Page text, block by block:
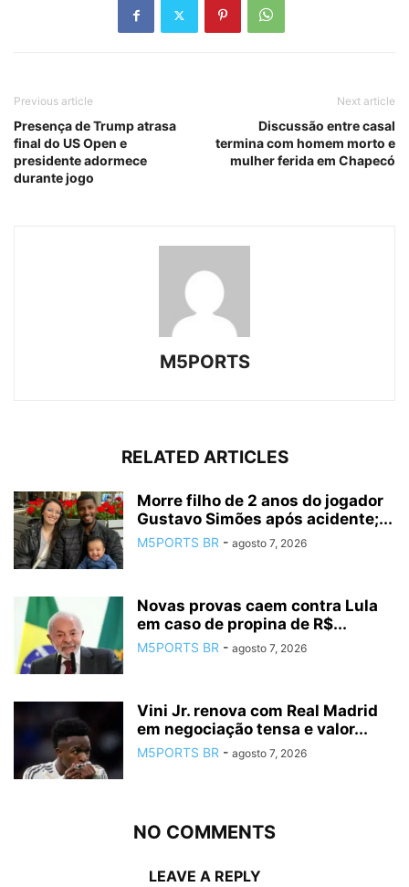
Previous article
Presença de Trump atrasa
final do US Open e
presidente adormece
durante jogo
Next article
Discussão entre casal
termina com homem morto e
mulher ferida em Chapecó
M5PORTS
RELATED ARTICLES
Morre filho de 2 anos do jogador
Gustavo Simões após acidente;...
M5PORTS BR - agosto 7, 2026
Novas provas caem contra Lula
em caso de propina de R$...
M5PORTS BR - agosto 7, 2026
Vini Jr. renova com Real Madrid
em negociação tensa e valor...
M5PORTS BR - agosto 7, 2026
NO COMMENTS
LEAVE A REPLY